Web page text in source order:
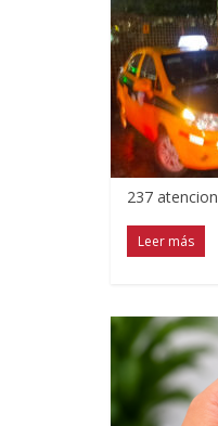
237
Leer más